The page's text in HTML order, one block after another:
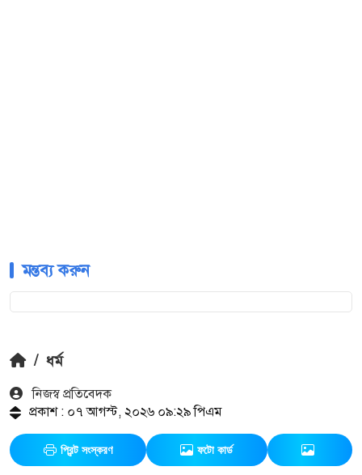
মন্তব্য করুন
/ ধর্ম
নিজস্ব প্রতিবেদক
প্রকাশ : ০৭ আগস্ট, ২০২৬ ০৯:২৯ পিএম
প্রিন্ট সংস্করণ ফটো কার্ড